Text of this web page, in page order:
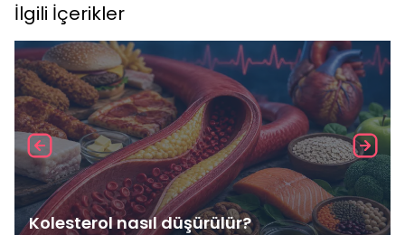
İlgili İçerikler
Kolesterol nasıl düşürülür?